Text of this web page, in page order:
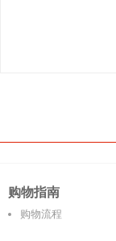
购物指南
购物流程